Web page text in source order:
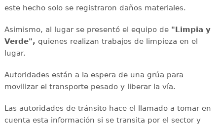
este hecho solo se registraron daños materiales.
Asimismo, al lugar se presentó el equipo de "Limpia y
Verde", quienes realizan trabajos de limpieza en el
lugar.
Autoridades están a la espera de una grúa para
movilizar el transporte pesado y liberar la vía.
Las autoridades de tránsito hace el llamado a tomar en
cuenta esta información si se transita por el sector y